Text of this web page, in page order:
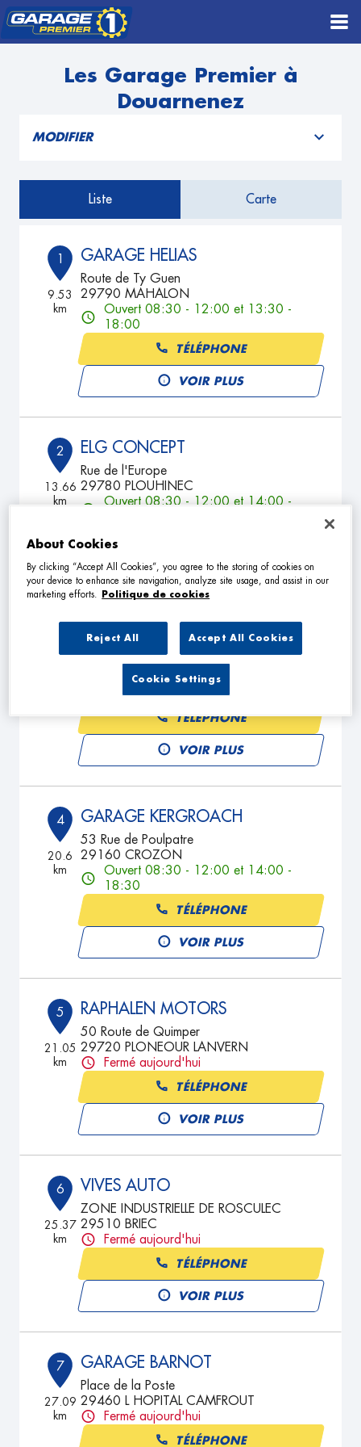
Les Garage Premier à
Douarnenez
MODIFIER
Liste Carte
1
9.53
km
GARAGE HELIAS
Route de Ty Guen
29790 MAHALON
Ouvert 08:30 - 12:00 et 13:30 -
18:00
TÉLÉPHONE
VOIR PLUS
2
13.66
km
ELG CONCEPT
Rue de l'Europe
29780 PLOUHINEC
Ouvert 08:30 - 12:00 et 14:00 -
VOIR PLUS
RELAIS DU RAZ DE SEIN
12, rue de la République
29770 ESQUIBIEN
Ouvert 08:00 - 19:30
TÉLÉPHONE
VOIR PLUS
4
20.6
km
GARAGE KERGROACH
53 Rue de Poulpatre
29160 CROZON
Ouvert 08:30 - 12:00 et 14:00 -
18:30
TÉLÉPHONE
VOIR PLUS
5
21.05
km
RAPHALEN MOTORS
50 Route de Quimper
29720 PLONEOUR LANVERN
Fermé aujourd'hui
TÉLÉPHONE
VOIR PLUS
6
25.37
km
VIVES AUTO
ZONE INDUSTRIELLE DE ROSCULEC
29510 BRIEC
Fermé aujourd'hui
TÉLÉPHONE
VOIR PLUS
7
27.09
km
GARAGE BARNOT
Place de la Poste
29460 L HOPITAL CAMFROUT
Fermé aujourd'hui
TÉLÉPHONE
About Cookies
By clicking “Accept All Cookies”, you agree to the storing of cookies on
your device to enhance site navigation, analyze site usage, and assist in our
marketing efforts.
Politique de cookies
Reject All Accept All Cookies
Cookie Settings